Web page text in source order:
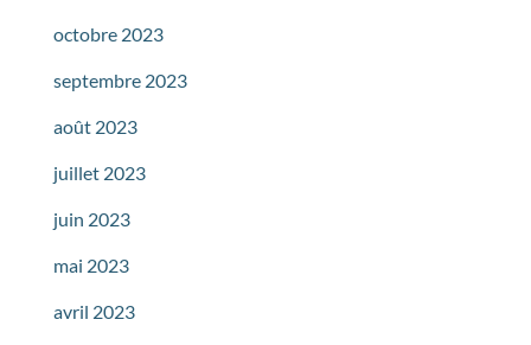
octobre 2023
septembre 2023
août 2023
juillet 2023
juin 2023
mai 2023
avril 2023